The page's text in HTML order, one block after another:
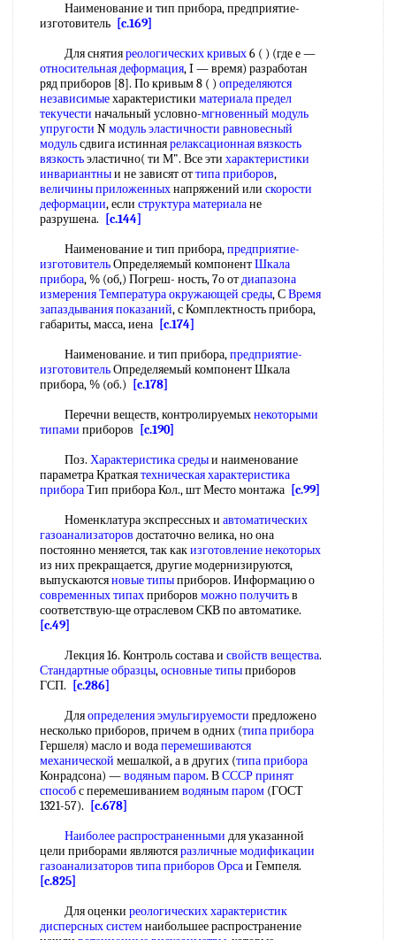
Наименование и тип прибора, предприятие-
изготовитель [c.169]
Для снятияреологических кривых6 ( ) (где е —
относительная деформация, I — время) разработан
ряд приборов [8]. По кривым 8 ( ) определяются
независимыехарактеристики материала предел
текучести начальный условно-мгновенный модуль
упругости Nмодуль эластичности равновесный
модульсдвига истиннаярелаксационная вязкость
вязкостьэластично( ти М". Все эти характеристики
инвариантныи не зависят оттипа приборов,
величины приложенныхнапряжений или скорости
деформации, если структура материалане
разрушена.
[c.144]
Наименование и тип прибора,предприятие-
изготовительОпределяемый компонентШкала
прибора, % (об,) Погреш- ность, 7о отдиапазона
измеренияТемпература окружающей среды, СВремя
запаздывания показаний, с Комплектность прибора,
габариты, масса, иена [c.174]
Наименование. и тип прибора,предприятие-
изготовительОпределяемый компонент Шкала
прибора, % (об.)
[c.178]
Перечни веществ, контролируемыхнекоторыми
типами приборов
[c.190]
Поз. Характеристика средыи наименование
параметра Краткаятехническая характеристика
прибораТип прибора Кол., шт Место монтажа [c.99]
Номенклатура экспрессных и автоматических
газоанализаторов достаточно велика, но она
постоянно меняется, так какизготовление некоторых
из них прекращается, другие модернизируются,
выпускаютсяновые типыприборов. Информацию о
современных типахприборов можно получитьв
соответствую-щe отраслевом СКВ по автоматике.
[c.49]
Лекция 16. Контроль состава и свойств вещества.
Стандартные образцы,основные типыприборов
ГСП.
[c.286]
Дляопределения эмульгируемости предложено
несколько приборов, причем в одних (типа прибора
Гершеля) масло и водаперемешиваются
механической мешалкой, а в других (типа прибора
Конрадсона) —водяным паром. ВСССР принят
способс перемешиваниемводяным паром (ГОСТ
1321-57).
[c.678]
Наиболее распространенными для указанной
цели приборами являютсяразличные модификации
газоанализаторов типаприборов Орсаи Гемпеля.
[c.825]
Для оценки реологических характеристик
дисперсных системнаибольшее распространение